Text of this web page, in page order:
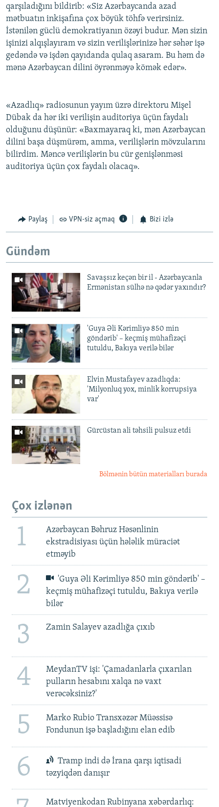
qarşıladığını bildirib: «Siz Azərbaycanda azad
mətbuatın inkişafına çox böyük töhfə verirsiniz.
İstənilən güclü demokratiyanın özəyi budur. Mən sizin
işinizi alqışlayıram və sizin verilişlərinizə hər səhər işə
gedəndə və işdən qayıdanda qulaq asaram. Bu həm də
mənə Azərbaycan dilini öyrənməyə kömək edər».
«Azadlıq» radiosunun yayım üzrə direktoru Mişel
Dübak da hər iki verilişin auditoriya üçün faydalı
olduğunu düşünür: «Baxmayaraq ki, mən Azərbaycan
dilini başa düşmürəm, amma, verilişlərin mövzularını
bilirdim. Məncə verilişlərin bu cür genişlənməsi
auditoriya üçün çox faydalı olacaq».
Paylaş VPN-siz açmaq Bizi izlə
Gündəm
Savaşsız keçən bir il - Azərbaycanla
Ermənistan sülhə nə qədər yaxındır?
'Guya Əli Kərimliyə 850 min
göndərib' – keçmiş mühafizəçi
tutuldu, Bakıya verilə bilər
Elvin Mustafayev azadlıqda:
'Milyonluq yox, minlik korrupsiya
var'
Gürcüstan ali təhsili pulsuz etdi
Bölmənin bütün materialları burada
Çox izlənən
1
Azərbaycan Bəhruz Həsənlinin
ekstradisiyası üçün hələlik müraciət
etməyib
2
'Guya Əli Kərimliyə 850 min göndərib' –
keçmiş mühafizəçi tutuldu, Bakıya verilə
bilər
3 Zamin Salayev azadlığa çıxıb
4
MeydanTV işi: 'Çamadanlarla çıxarılan
pulların hesabını xalqa nə vaxt
verəcəksiniz?'
5
Marko Rubio Transxəzər Müəssisə
Fondunun işə başladığını elan edib
6
Tramp indi də İrana qarşı iqtisadi
təzyiqdən danışır
Matviyenkodan Rubinyana xəbərdarlıq: